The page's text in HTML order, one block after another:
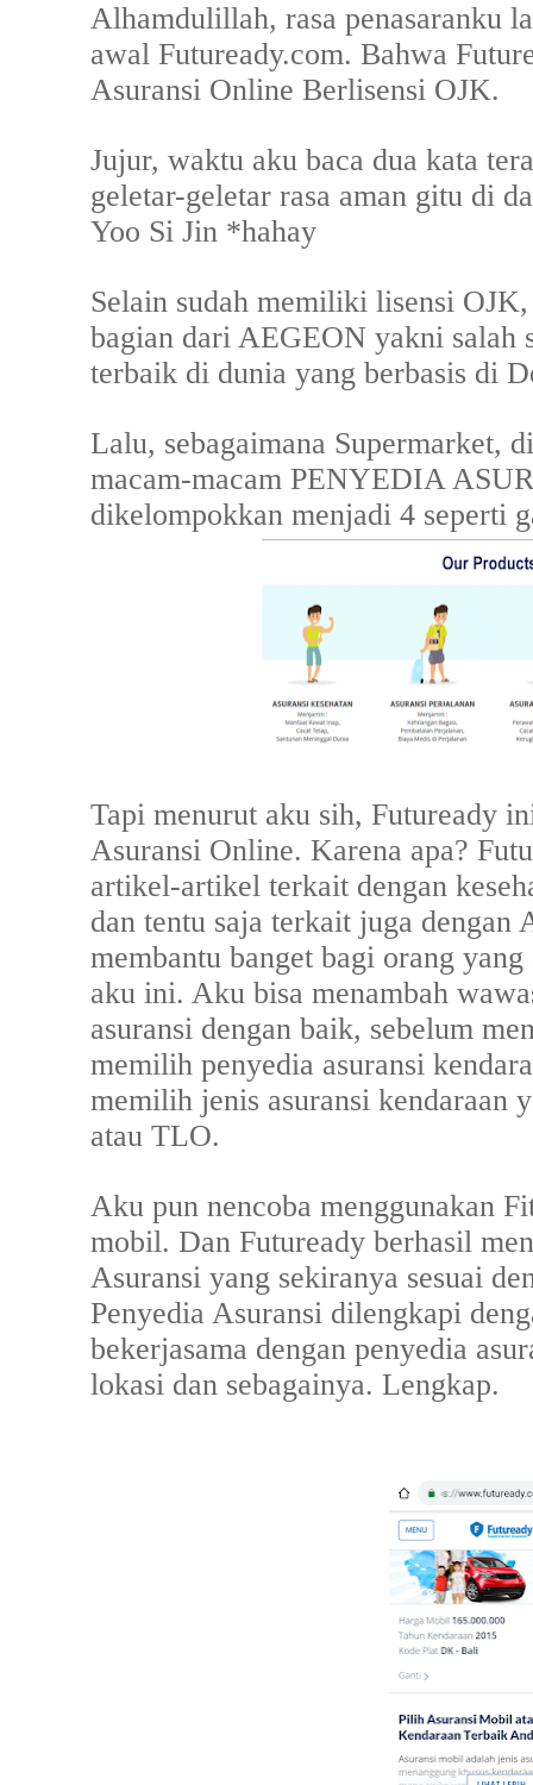
Alhamdulillah, rasa penasaranku
awal Futuready.com. Bahwa
Asuransi Online Berlisensi OJK.
Jujur, waktu aku baca dua kata
geletar-geletar rasa aman gitu di
Yoo Si Jin *hahay
Selain sudah memiliki lisensi
bagian dari AEGEON yakni salah
terbaik di dunia yang berbasis di
Lalu, sebagaimana Supermarket,
macam-macam PENYEDIA
dikelompokkan menjadi 4 seperti
Tapi menurut aku sih, Futuready
Asuransi Online. Karena apa?
artikel-artikel terkait dengan
dan tentu saja terkait juga dengan
membantu banget bagi orang
aku ini. Aku bisa menambah
asuransi dengan baik, sebelum
memilih penyedia asuransi
memilih jenis asuransi kendaraan
atau TLO.
Aku pun nencoba menggunakan
mobil. Dan Futuready berhasil
Asuransi yang sekiranya sesuai
Penyedia Asuransi dilengkapi
bekerjasama dengan penyedia
lokasi dan sebagainya. Lengkap.